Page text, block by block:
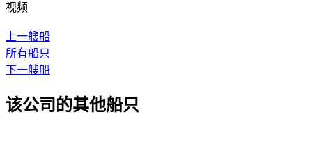
视频
上一艘船
所有船只
下一艘船
该公司的其他船只